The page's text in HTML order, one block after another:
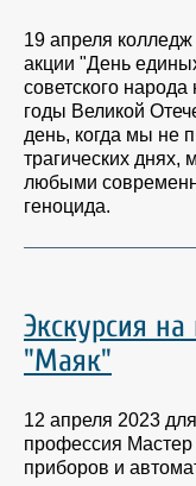
19 апреля
акции "День
советского
годы Великой
день, когда мы не
трагических
любыми
геноцида.
Экскурсия
"Маяк"
12 апреля 2023
профессия Мастер
приборов и